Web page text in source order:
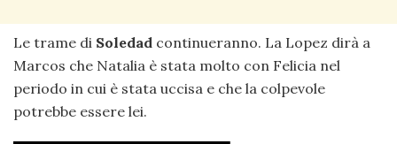
Le trame di Soledad continueranno. La Lopez dirà a
Marcos che Natalia è stata molto con Felicia nel
periodo in cui è stata uccisa e che la colpevole
potrebbe essere lei.